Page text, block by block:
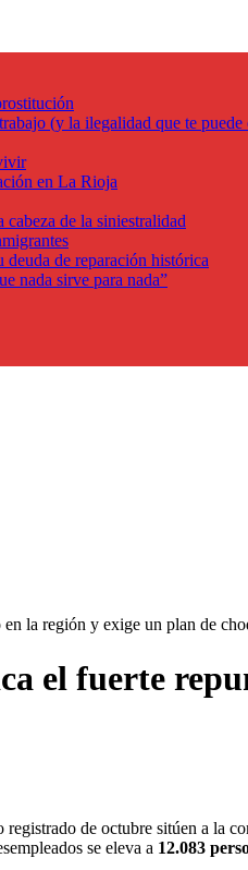
(y la ilegalidad que te puede
en La Rioja
de la siniestralidad
de reparación histórica
nada sirve para nada”
la región y exige un plan de
el fuerte
de octubre sitúen a la
se eleva a 12.083